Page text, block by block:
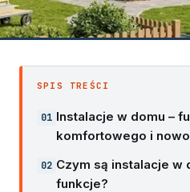
SPIS TREŚCI
Instalacje w domu –
komfortowego i
Czym są instalacje w
funkcje?